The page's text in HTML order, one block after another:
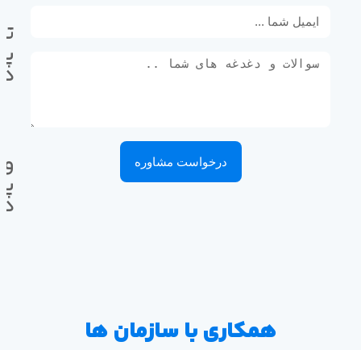
درخواست مشاوره
همکاری با سازمان ها